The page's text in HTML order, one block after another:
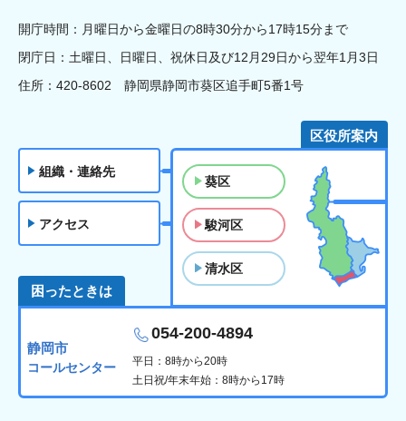
開庁時間：月曜日から金曜日の8時30分から17時15分まで
閉庁日：土曜日、日曜日、祝休日及び12月29日から翌年1月3日
住所：420-8602 静岡県静岡市葵区追手町5番1号
組織・連絡先
アクセス
区役所案内
葵区
駿河区
清水区
困ったときは
静岡市
コールセンター
054-200-4894
平日：8時から20時
土日祝/年末年始：8時から17時